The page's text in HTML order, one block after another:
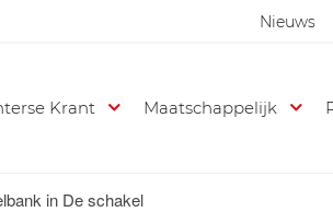
Nieuws
Krant Maatschappelijk
in De schakel